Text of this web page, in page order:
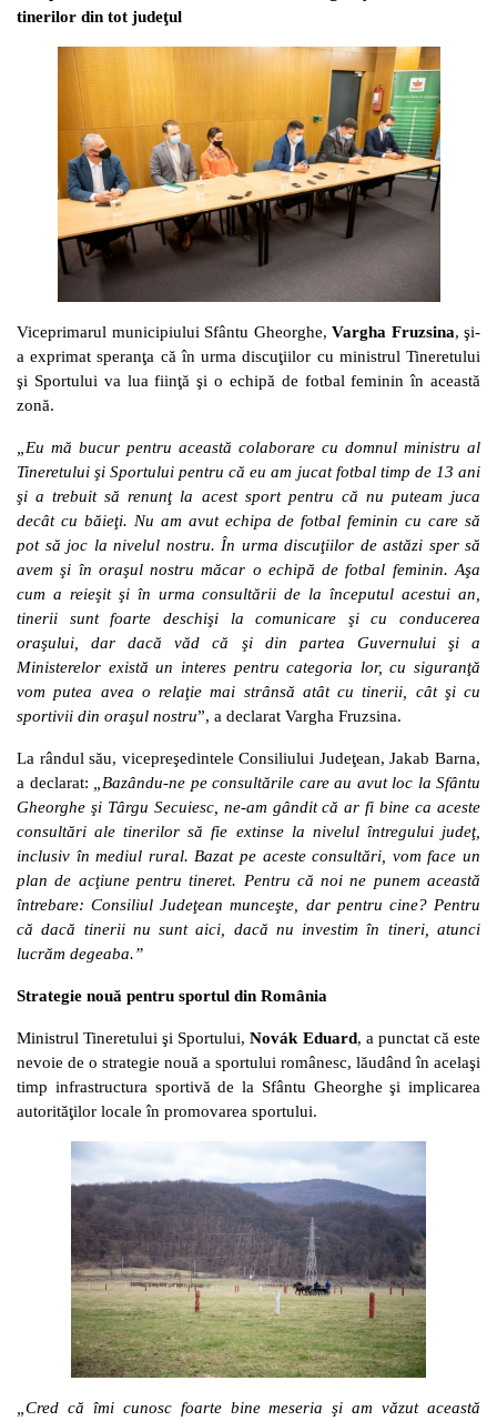
tinerilor din tot judeţul
Viceprimarul municipiului Sfântu Gheorghe, Vargha Fruzsina, şi-
a exprimat speranţa că în urma discuţiilor cu ministrul Tineretului
şi Sportului va lua fiinţă şi o echipă de fotbal feminin în această
zonă.
„Eu mă bucur pentru această colaborare cu domnul ministru al
Tineretului şi Sportului pentru că eu am jucat fotbal timp de 13 ani
şi a trebuit să renunţ la acest sport pentru că nu puteam juca
decât cu băieţi. Nu am avut echipa de fotbal feminin cu care să
pot să joc la nivelul nostru. În urma discuţiilor de astăzi sper să
avem şi în oraşul nostru măcar o echipă de fotbal feminin. Aşa
cum a reieşit şi în urma consultării de la începutul acestui an,
tinerii sunt foarte deschişi la comunicare şi cu conducerea
oraşului, dar dacă văd că şi din partea Guvernului şi a
Ministerelor există un interes pentru categoria lor, cu siguranţă
vom putea avea o relaţie mai strânsă atât cu tinerii, cât şi cu
sportivii din oraşul nostru”, a declarat Vargha Fruzsina.
La rândul său, vicepreşedintele Consiliului Judeţean, Jakab Barna,
a declarat:
„Bazându-ne pe consultările care au avut loc la Sfântu
Gheorghe şi Târgu Secuiesc, ne-am gândit că ar fi bine ca aceste
consultări ale tinerilor să fie extinse la nivelul întregului judeţ,
inclusiv în mediul rural. Bazat pe aceste consultări, vom face un
plan de acţiune pentru tineret. Pentru că noi ne punem această
întrebare: Consiliul Judeţean munceşte, dar pentru cine? Pentru
că dacă tinerii nu sunt aici, dacă nu investim în tineri, atunci
lucrăm degeaba.”
Strategie nouă pentru sportul din România
Ministrul Tineretului şi Sportului,Novák Eduard, a punctat că este
nevoie de o strategie nouă a sportului românesc, lăudând în acelaşi
timp infrastructura sportivă de la Sfântu Gheorghe şi implicarea
autorităţilor locale în promovarea sportului.
„Cred că îmi cunosc foarte bine meseria şi am văzut această